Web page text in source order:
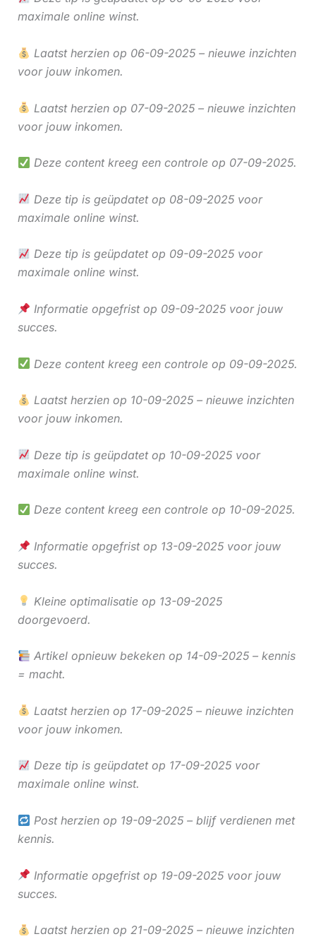
maximale online winst.
Laatst herzien op 06-09-2025 – nieuwe inzichten
voor jouw inkomen.
Laatst herzien op 07-09-2025 – nieuwe inzichten
voor jouw inkomen.
Deze content kreeg een controle op 07-09-2025.
Deze tip is geüpdatet op 08-09-2025 voor
maximale online winst.
Deze tip is geüpdatet op 09-09-2025 voor
maximale online winst.
Informatie opgefrist op 09-09-2025 voor jouw
succes.
Deze content kreeg een controle op 09-09-2025.
Laatst herzien op 10-09-2025 – nieuwe inzichten
voor jouw inkomen.
Deze tip is geüpdatet op 10-09-2025 voor
maximale online winst.
Deze content kreeg een controle op 10-09-2025.
Informatie opgefrist op 13-09-2025 voor jouw
succes.
Kleine optimalisatie op 13-09-2025
doorgevoerd.
Artikel opnieuw bekeken op 14-09-2025 – kennis
= macht.
Laatst herzien op 17-09-2025 – nieuwe inzichten
voor jouw inkomen.
Deze tip is geüpdatet op 17-09-2025 voor
maximale online winst.
Post herzien op 19-09-2025 – blijf verdienen met
kennis.
Informatie opgefrist op 19-09-2025 voor jouw
succes.
Laatst herzien op 21-09-2025 – nieuwe inzichten